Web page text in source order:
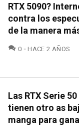
RTX 5090?
contra los
de la manera
0 COMENTARIOS
HACE 2 AÑOS
Las RTX Serie
tienen otro as
manga para